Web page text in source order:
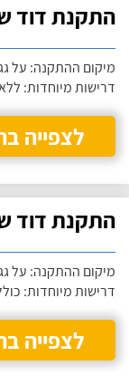
התקנת דוד שמש
מיקום ההתקנה: על
דרישות מיוחדות:
לצפייה
התקנת דוד שמש
מיקום ההתקנה: על
דרישות מיוחדות:
לצפייה